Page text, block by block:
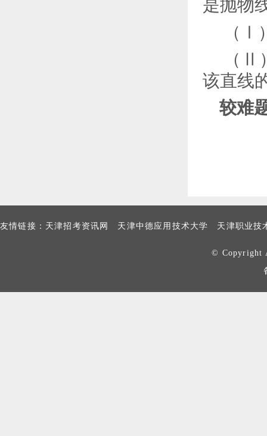
是抛物
（ Ⅰ
（ Ⅱ
该直线
较难
友情链接： 天津招考资讯网 天津中德应用技术大学 天津职业技
© Copyright